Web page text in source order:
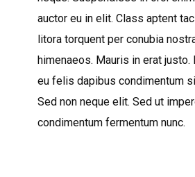
auctor eu in elit. Class aptent
litora torquent per conubia
himenaeos. Mauris in erat justo.
eu felis dapibus condimentum
Sed non neque elit. Sed ut
condimentum fermentum nunc.